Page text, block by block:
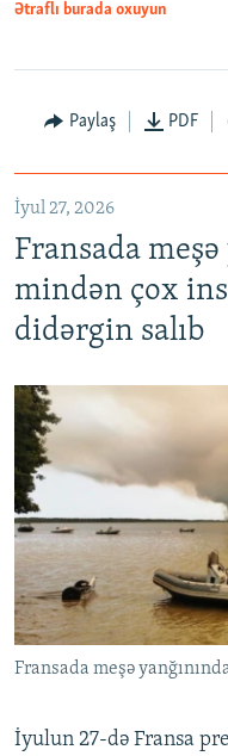
Ətraflı burada oxuyun
Paylaş PDF
İyul 27, 2026
Fransada
mindən çox
didərgin salıb
Fransada meşə
İyulun 27-də Fransa